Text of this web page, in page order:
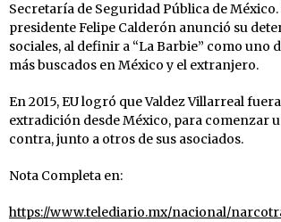
Secretaría de Seguridad Pública de México.
presidente Felipe Calderón anunció su
sociales, al definir a “La Barbie” como uno
más buscados en México y el extranjero.
En 2015, EU logró que Valdez Villarreal
extradición desde México, para comenzar
contra, junto a otros de sus asociados.
Nota Completa en:
https://www.telediario.mx/nacional/